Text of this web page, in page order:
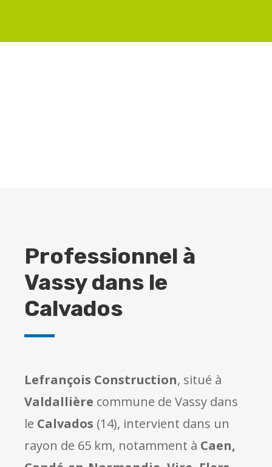
Professionnel à
Vassy dans le
Calvados
Lefrançois Construction, situé à
Valdallière commune de Vassy dans
le Calvados (14), intervient dans un
rayon de 65 km, notamment à Caen,